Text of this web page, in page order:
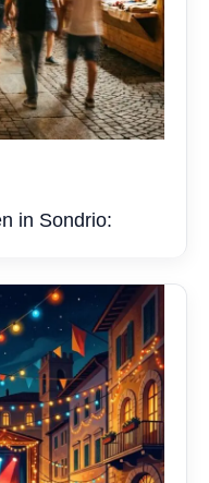
in Sondrio: